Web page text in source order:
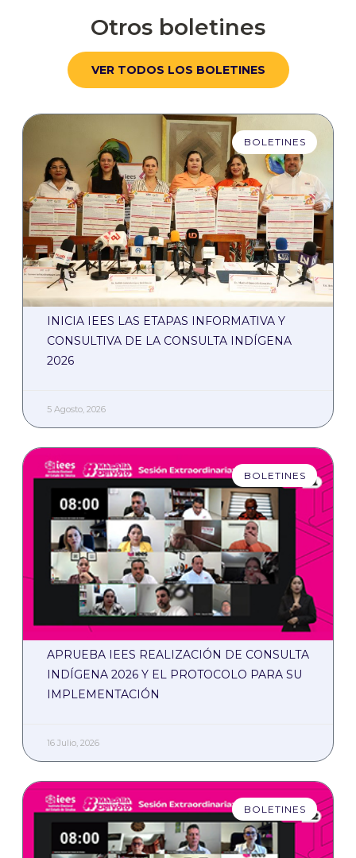
Otros boletines
VER TODOS LOS BOLETINES
BOLETINES
INICIA IEES LAS ETAPAS INFORMATIVA Y
CONSULTIVA DE LA CONSULTA INDÍGENA
2026
5 Agosto, 2026
BOLETINES
APRUEBA IEES REALIZACIÓN DE CONSULTA
INDÍGENA 2026 Y EL PROTOCOLO PARA SU
IMPLEMENTACIÓN
16 Julio, 2026
BOLETINES